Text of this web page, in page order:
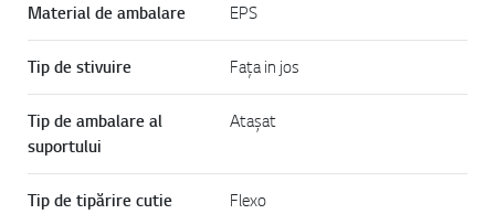
Material de ambalare EPS
Tip de stivuire Fața in jos
Tip de ambalare al
suportului
Atașat
Tip de tipărire cutie Flexo